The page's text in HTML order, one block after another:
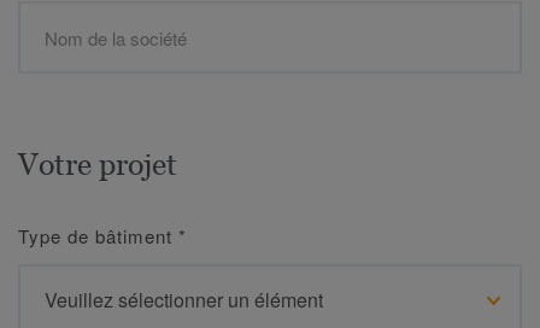
Votre projet
Type de bâtiment *